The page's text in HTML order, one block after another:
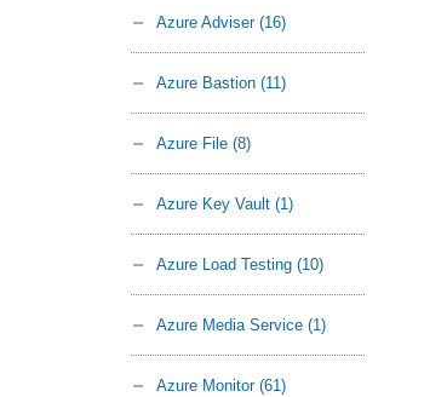
Azure Adviser (16)
Azure Bastion (11)
Azure File (8)
Azure Key Vault (1)
Azure Load Testing (10)
Azure Media Service (1)
Azure Monitor (61)